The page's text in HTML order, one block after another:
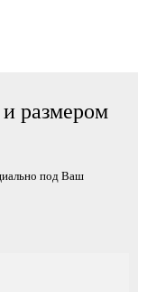
размером
под Ваш